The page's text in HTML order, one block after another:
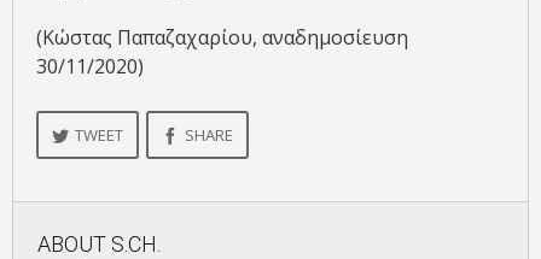
(Κώστας Παπαζαχαρίου, αναδημοσίευση
30/11/2020)
TWEET SHARE
ABOUT S.CH.